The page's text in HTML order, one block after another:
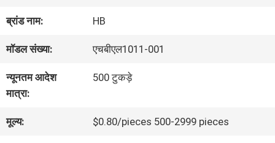
बारे
में
कारखाना
भ्रमण
ब्रांड नाम: HB
मॉडल संख्या: एचबीएल1011-001
न्यूनतम आदेश
मात्रा:
500 टुकड़े
मूल्य: $0.80/pieces 500-2999 pieces